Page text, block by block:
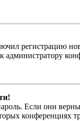
регистрацию
администратору
Если они
конференциях